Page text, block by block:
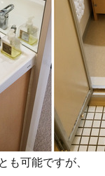
も可能ですが、